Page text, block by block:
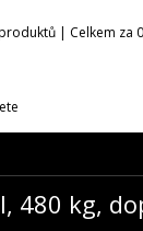
| Celkem za
480 kg,